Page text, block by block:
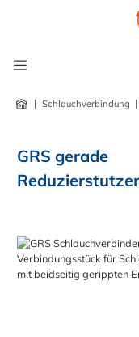
| Schlauchverbindung |
GRS gerade
Bildergalerie